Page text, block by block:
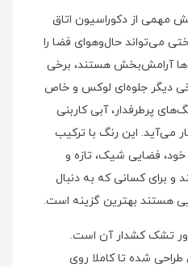
مهمی از دکوراسیون اتاق
می‌تواند حال‌وهوای فضا را
آرامش‌بخش هستند، برخی
دیگر جلوه‌ای لوکس و خاص
پرطرفدار، آبی کاربنی
می‌آید. این رنگ با ترکیب
فضایی شیک، تازه و
و برای کسانی که به دنبال
هستند بهترین گزینه است.
تشک کشدار آن است.
شده تا کاملا روی